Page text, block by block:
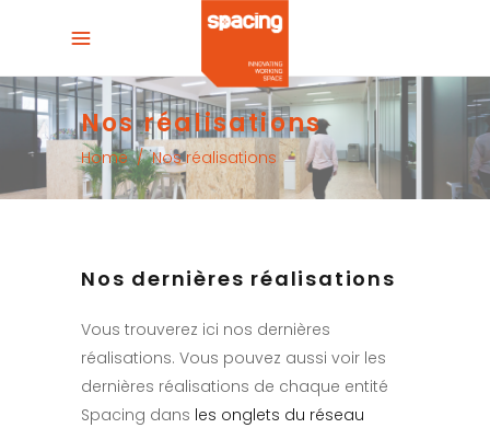
Nos réalisations
Home/Nos réalisations
Nos dernières réalisations
Vous trouverez ici nos dernières
réalisations. Vous pouvez aussi voir les
dernières réalisations de chaque entité
Spacing dans les onglets du réseau